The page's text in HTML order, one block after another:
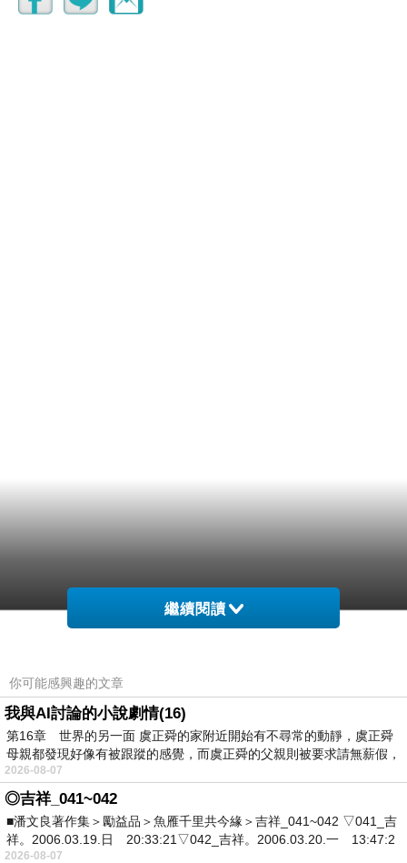
繼續閱讀
你可能感興趣的文章
我與AI討論的小說劇情(16)
第16章 世界的另一面 虞正舜的家附近開始有不尋常的動靜，虞正舜
母親都發現好像有被跟蹤的感覺，而虞正舜的父親則被要求請無薪假，
2026-08-07
◎吉祥_041~042
■潘文良著作集＞勵益品＞魚雁千里共今緣＞吉祥_041~042 ▽041_吉
祥。2006.03.19.日 20:33:21▽042_吉祥。2006.03.20.一 13:47:2
2026-08-07